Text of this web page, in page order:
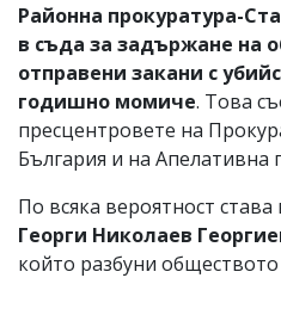
Районна прокуратура-
в съда за задържане на
отправени закани с
годишно момиче. Това
пресцентровете на
България и на Апелативна
По всяка вероятност става
Георги Николаев
който разбуни